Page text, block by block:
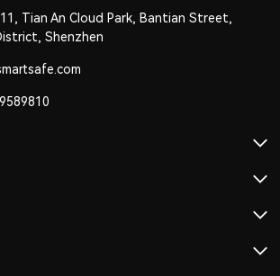
Tian An Cloud Park, Bantian Street,
Shenzhen